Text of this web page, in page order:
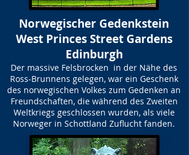
Norwegischer Gedenkstein
West Princes Street Gardens
Edinburgh
Der massive Felsbrocken in der Nähe des
Ross-Brunnens gelegen, war ein Geschenk
des norwegischen Volkes zum Gedenken an
Freundschaften, die während des Zweiten
Weltkriegs geschlossen wurden, als viele
Norweger in Schottland Zuflucht fanden.